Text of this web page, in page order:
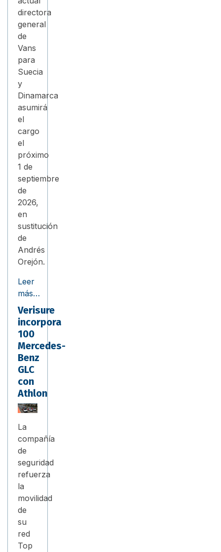
directora
general
de
Vans
para
Suecia
y
Dinamarca
asumirá
el
cargo
el
próximo
1 de
septiembre
de
2026,
en
sustitución
de
Andrés
Orejón.
Leer
más…
Verisure
incorpora
100
Mercedes-
Benz
GLC
con
Athlon
La
compañía
de
seguridad
refuerza
la
movilidad
de
su
red
Top